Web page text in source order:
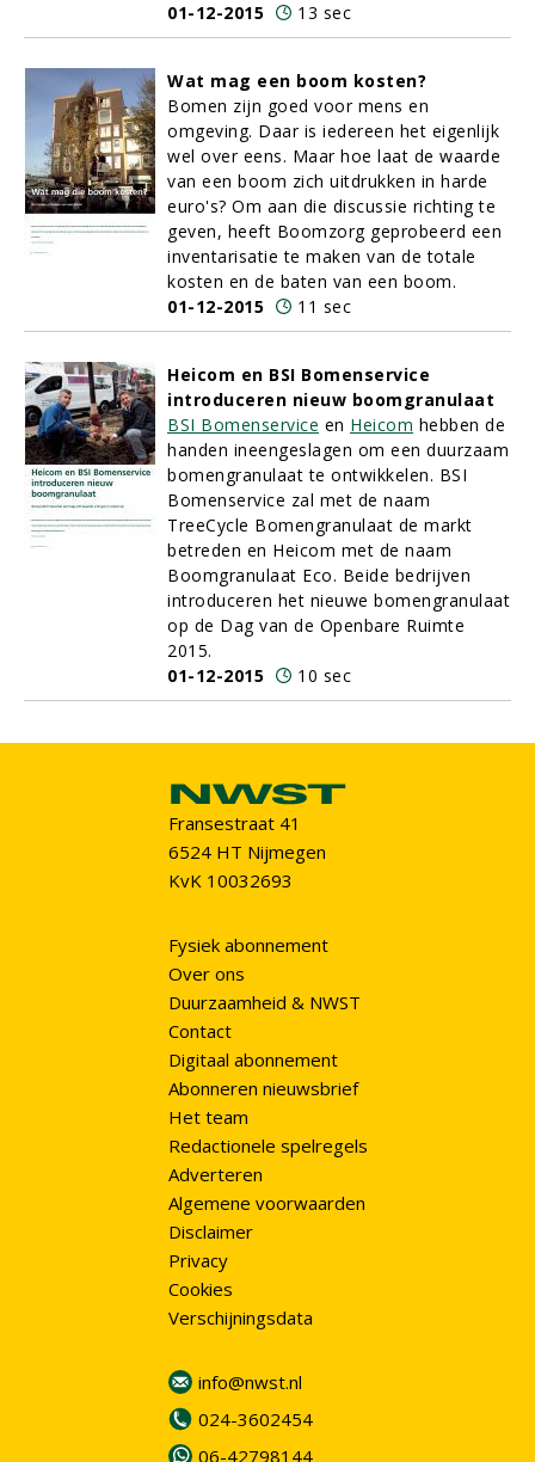
01-12-2015
13 sec
Wat mag een boom kosten?
Bomen zijn goed voor mens en
omgeving. Daar is iedereen het eigenlijk
wel over eens. Maar hoe laat de waarde
van een boom zich uitdrukken in harde
euro's? Om aan die discussie richting te
geven, heeft Boomzorg geprobeerd een
inventarisatie te maken van de totale
kosten en de baten van een boom.
01-12-2015
11 sec
Heicom en BSI Bomenservice
introduceren nieuw boomgranulaat
BSI Bomenservice en Heicom hebben de
handen ineengeslagen om een duurzaam
bomengranulaat te ontwikkelen. BSI
Bomenservice zal met de naam
TreeCycle Bomengranulaat de markt
betreden en Heicom met de naam
Boomgranulaat Eco. Beide bedrijven
introduceren het nieuwe bomengranulaat
op de Dag van de Openbare Ruimte
2015.
01-12-2015
10 sec
Fransestraat 41
6524 HT Nijmegen
KvK 10032693
Fysiek abonnement
Over ons
Duurzaamheid & NWST
Contact
Digitaal abonnement
Abonneren nieuwsbrief
Het team
Redactionele spelregels
Adverteren
Algemene voorwaarden
Disclaimer
Privacy
Cookies
Verschijningsdata
info@nwst.nl
024-3602454
06-42798144